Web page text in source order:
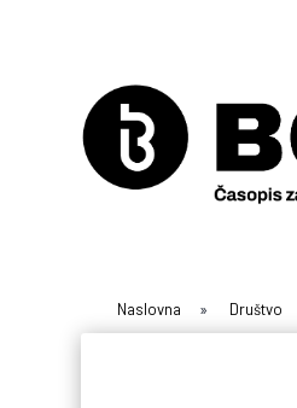
Naslovna » Društvo